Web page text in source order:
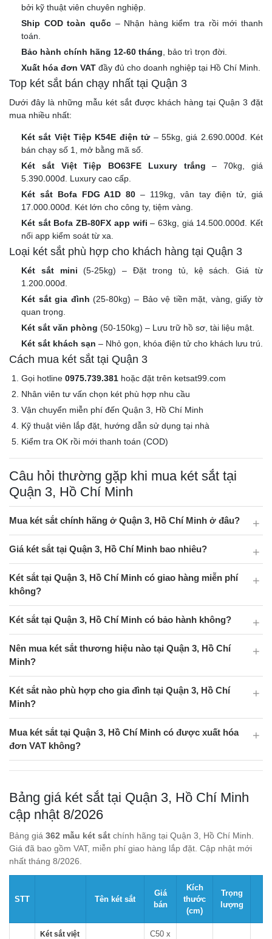
bởi kỹ thuật viên chuyên nghiệp.
Ship COD toàn quốc– Nhận hàng kiểm tra rồi mới thanh
toán.
Bảo hành chính hãng 12-60 tháng , bảo trì trọn đời.
Xuất hóa đơn VAT đầy đủ cho doanh nghiệp tại Hồ Chí Minh.
Top két sắt bán chạy nhất tại Quận 3
Dưới đây là những mẫu két sắt được khách hàng tại Quận 3 đặt
mua nhiều nhất:
Két sắt Việt Tiệp K54E điện tử– 55kg, giá 2.690.000đ. Két
bán chạy số 1, mở bằng mã số.
Két sắt Việt Tiệp BO63FE Luxury trắng – 70kg, giá
5.390.000đ. Luxury cao cấp.
Két sắt Bofa FDG A1D 80 – 119kg, vân tay điện tử, giá
17.000.000đ. Két lớn cho công ty, tiệm vàng.
Két sắt Bofa ZB-80FX app wifi – 63kg, giá 14.500.000đ. Kết
nối app kiểm soát từ xa.
Loại két sắt phù hợp cho khách hàng tại Quận 3
Két sắt mini (5-25kg) – Đặt trong tủ, kệ sách. Giá từ
1.200.000đ.
Két sắt gia đình (25-80kg) – Bảo vệ tiền mặt, vàng, giấy tờ
quan trọng.
Két sắt văn phòng (50-150kg) – Lưu trữ hồ sơ, tài liệu mật.
Két sắt khách sạn – Nhỏ gọn, khóa điện tử cho khách lưu trú.
Cách mua két sắt tại Quận 3
Gọi hotline 0975.739.381 hoặc đặt trên ketsat99.com
Nhân viên tư vấn chọn két phù hợp nhu cầu
Vận chuyển miễn phí đến Quận 3, Hồ Chí Minh
Kỹ thuật viên lắp đặt, hướng dẫn sử dụng tại nhà
Kiểm tra OK rồi mới thanh toán (COD)
Câu hỏi thường gặp khi mua két sắt tại
Quận 3, Hồ Chí Minh
Mua két sắt chính hãng ở Quận 3, Hồ Chí Minh ở đâu?
Giá két sắt tại Quận 3, Hồ Chí Minh bao nhiêu?
Két sắt tại Quận 3, Hồ Chí Minh có giao hàng miễn phí
không?
Két sắt tại Quận 3, Hồ Chí Minh có bảo hành không?
Nên mua két sắt thương hiệu nào tại Quận 3, Hồ Chí
Minh?
Két sắt nào phù hợp cho gia đình tại Quận 3, Hồ Chí
Minh?
Mua két sắt tại Quận 3, Hồ Chí Minh có được xuất hóa
đơn VAT không?
Bảng giá két sắt tại Quận 3, Hồ Chí Minh
cập nhật 8/2026
Bảng giá 362 mẫu két sắt chính hãng tại Quận 3, Hồ Chí Minh.
Giá đã bao gồm VAT, miễn phí giao hàng lắp đặt. Cập nhật mới
nhất tháng 8/2026.
STT Tên két sắt
Giá
bán
Kích
thước
(cm)
Trọng
lượng
Két sắt việt
C50 x